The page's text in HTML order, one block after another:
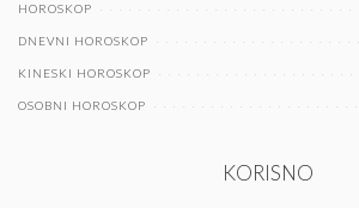
HOROSKOP
DNEVNI HOROSKOP
KINESKI HOROSKOP
OSOBNI HOROSKOP
KORISNO